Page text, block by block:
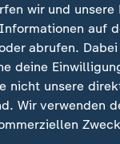
Verleihung mit
wir und unsere
auf
abrufen.
deine
nicht unsere
Wir verwenden